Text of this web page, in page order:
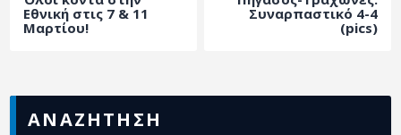
ΑΡΧΕΙΟ
Εθνική στις 7 & 11
Μαρτίου!
Συναρπαστικό 4-4
(pics)
ΑΝΑΖΗΤΗΣΗ